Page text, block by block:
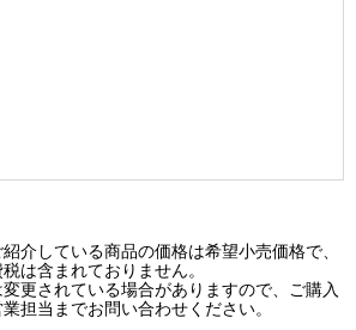
介している商品の価格は希望小売価格で、
は含まれておりません。
更されている場合がありますので、ご購入
担当までお問い合わせください。